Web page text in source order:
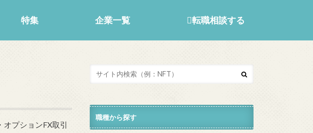
特集 企業一覧 転職相談する
オプションFX取引
職種から探す